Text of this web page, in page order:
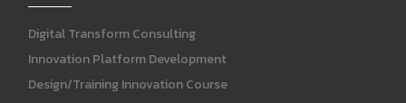
Digital Transform Consulting
Innovation Platform Development
Design/Training Innovation Course